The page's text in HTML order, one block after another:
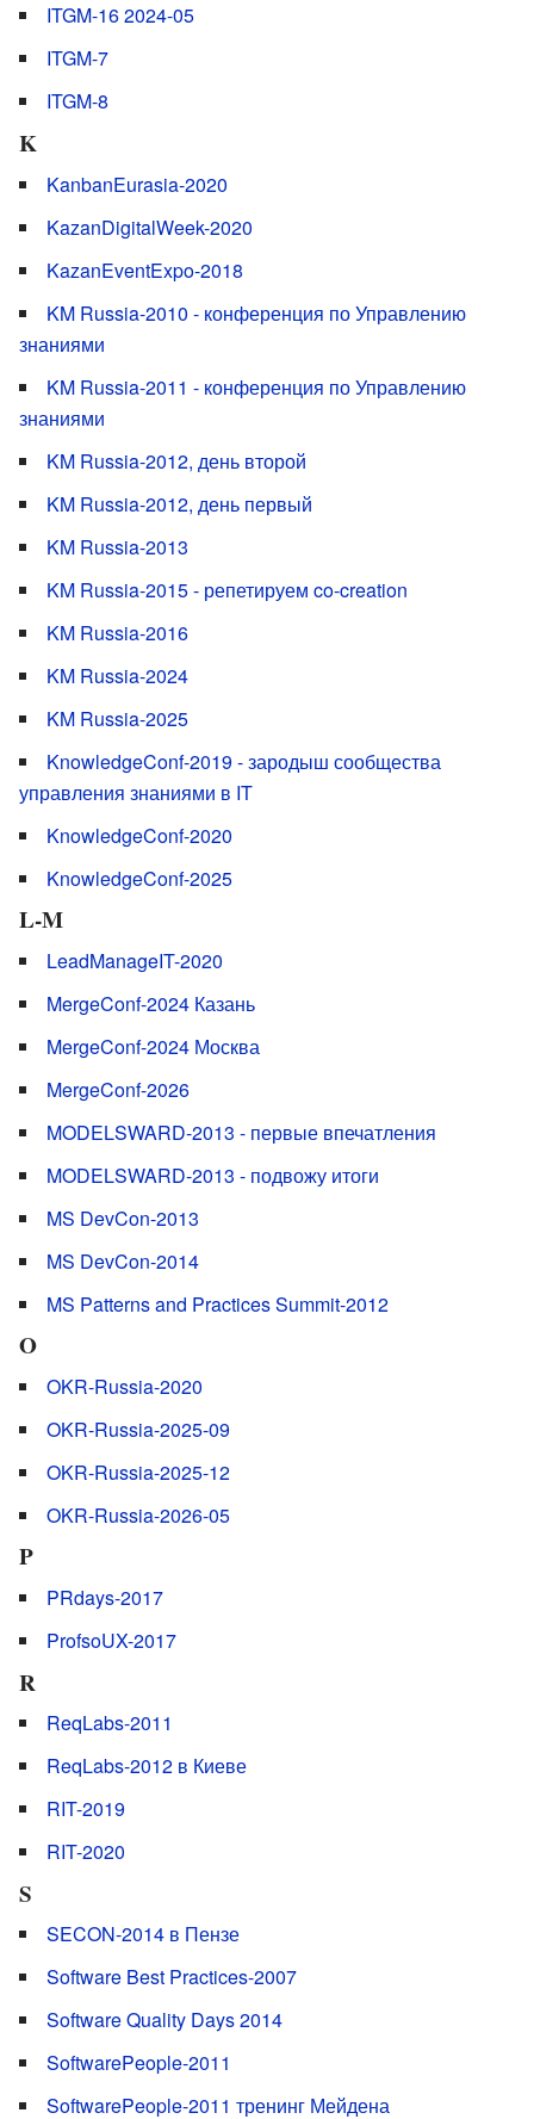
ITGM-16 2024-05
ITGM-7
ITGM-8
K
KanbanEurasia-2020
KazanDigitalWeek-2020
KazanEventExpo-2018
KM Russia-2010 - конференция по Управлению
знаниями
KM Russia-2011 - конференция по Управлению
знаниями
KM Russia-2012, день второй
KM Russia-2012, день первый
KM Russia-2013
KM Russia-2015 - репетируем co-creation
KM Russia-2016
KM Russia-2024
KM Russia-2025
KnowledgeConf-2019 - зародыш сообщества
управления знаниями в IT
KnowledgeConf-2020
KnowledgeConf-2025
L-M
LeadManageIT-2020
MergeConf-2024 Казань
MergeConf-2024 Москва
MergeConf-2026
MODELSWARD-2013 - первые впечатления
MODELSWARD-2013 - подвожу итоги
MS DevCon-2013
MS DevCon-2014
MS Patterns and Practices Summit-2012
O
OKR-Russia-2020
OKR-Russia-2025-09
OKR-Russia-2025-12
OKR-Russia-2026-05
P
PRdays-2017
ProfsoUX-2017
R
ReqLabs-2011
ReqLabs-2012 в Киеве
RIT-2019
RIT-2020
S
SECON-2014 в Пензе
Software Best Practices-2007
Software Quality Days 2014
SoftwarePeople-2011
SoftwarePeople-2011 тренинг Мейдена